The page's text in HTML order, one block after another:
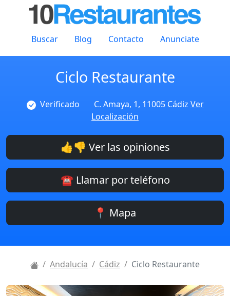
Buscar Blog Contacto Anunciate
Ciclo Restaurante
Verificado C. Amaya, 1, 11005 Cádiz Ver
Localización
👍👎 Ver las opiniones
☎️ Llamar por teléfono
📍 Mapa
Andalucía Cádiz Ciclo Restaurante